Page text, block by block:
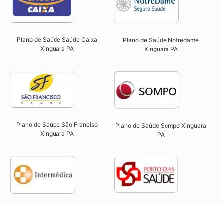
Plano de Saúde Saúde Caixa
Xinguara PA​
Plano de Saúde Notredame
Xinguara PA​
Plano de Saúde São Franciso
Xinguara PA​
Plano de Saúde Sompo Xinguara
PA​